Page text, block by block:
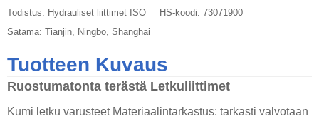
Todistus: Hydrauliset liittimet ISO HS-koodi: 73071900
Satama: Tianjin, Ningbo, Shanghai
Tuotteen Kuvaus
Ruostumatonta terästä Letkuliittimet
Kumi letku varusteet Materiaalintarkastus: tarkasti valvotaan